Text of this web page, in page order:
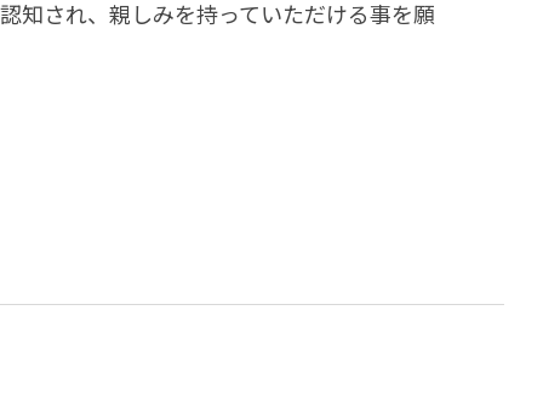
知され、親しみを持っていただける事を願